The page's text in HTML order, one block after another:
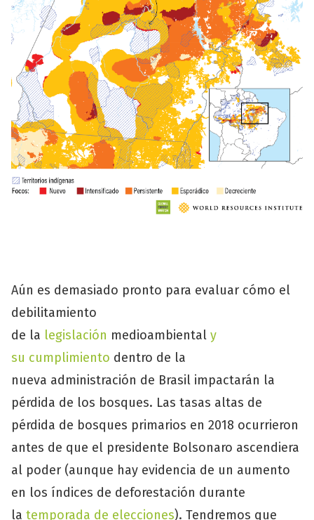
Aún es demasiado pronto para evaluar cómo el
debilitamiento
de la legislación medioambiental y
su cumplimiento dentro de la
nueva administración de Brasil impactarán la
pérdida de los bosques. Las tasas altas de
pérdida de bosques primarios en 2018 ocurrieron
antes de que el presidente Bolsonaro ascendiera
al poder (aunque hay evidencia de un aumento
en los índices de deforestación durante
la temporada de elecciones). Tendremos que